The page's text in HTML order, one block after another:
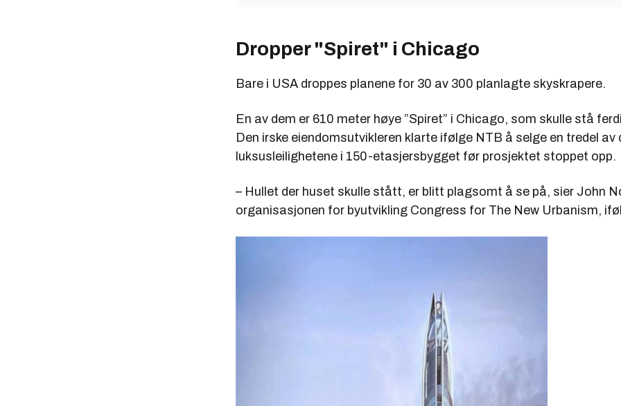
Dropper "Spiret" i Chicago
Bare i USA droppes planene for 30 av 300 planlagte skyskrapere.
En av dem er 610 meter høye ”Spiret” i Chicago, som skulle stå
Den irske eiendomsutvikleren klarte ifølge NTB å selge en tredel av
luksusleilighetene i 150-etasjersbygget før prosjektet stoppet opp.
– Hullet der huset skulle stått, er blitt plagsomt å se på, sier John
organisasjonen for byutvikling Congress for The New Urbanism,